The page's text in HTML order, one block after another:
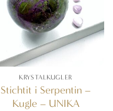
KRYSTALKUGLER
Stichtit i Serpentin –
Kugle – UNIKA